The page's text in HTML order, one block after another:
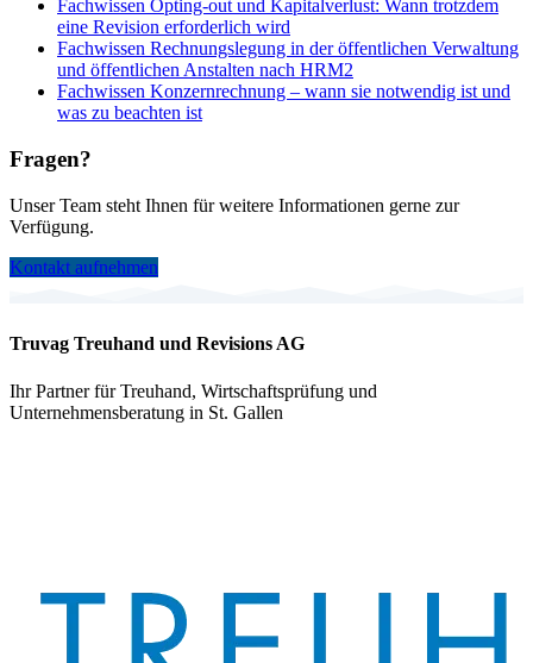
Fachwissen Opting-out und Kapitalverlust: Wann trotzdem
eine Revision erforderlich wird
Fachwissen Rechnungslegung in der öffentlichen Verwaltung
und öffentlichen Anstalten nach HRM2
Fachwissen Konzernrechnung – wann sie notwendig ist und
was zu beachten ist
Fragen?
Unser Team steht Ihnen für weitere Informationen gerne zur
Verfügung.
Kontakt aufnehmen
Truvag Treuhand und Revisions AG
Ihr Partner für Treuhand, Wirtschaftsprüfung und
Unternehmensberatung in St. Gallen